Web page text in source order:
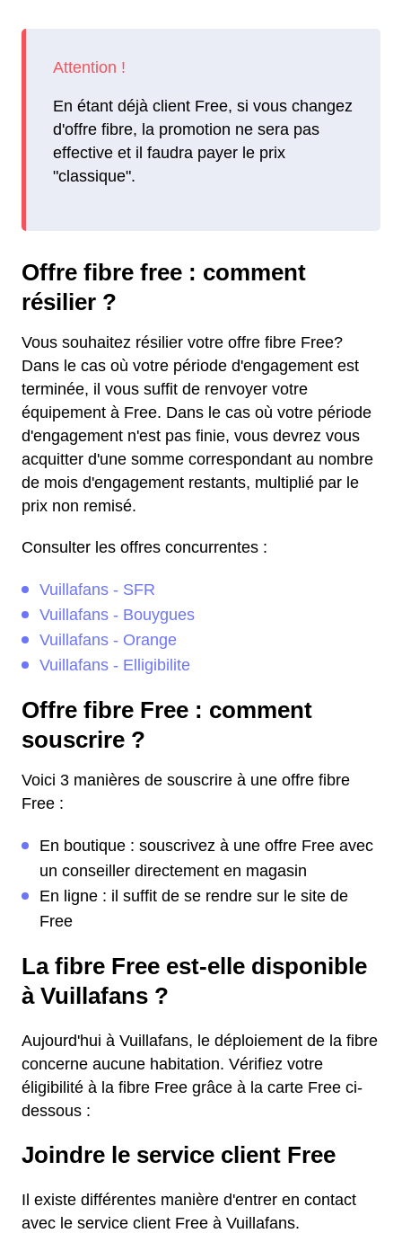
En étant déjà client Free, si vous changez
d'offre fibre, la promotion ne sera pas
effective et il faudra payer le prix
"classique".
Offre fibre free : comment
résilier ?
Vous souhaitez résilier votre offre fibre Free?
Dans le cas où votre période d'engagement est
terminée, il vous suffit de renvoyer votre
équipement à Free. Dans le cas où votre période
d'engagement n'est pas finie, vous devrez vous
acquitter d'une somme correspondant au nombre
de mois d'engagement restants, multiplié par le
prix non remisé.
Consulter les offres concurrentes :
Vuillafans - SFR
Vuillafans - Bouygues
Vuillafans - Orange
Vuillafans - Elligibilite
Offre fibre Free : comment
souscrire ?
Voici 3 manières de souscrire à une offre fibre
Free :
En boutique : souscrivez à une offre Free avec
un conseiller directement en magasin
En ligne : il suffit de se rendre sur le site de
Free
La fibre Free est-elle disponible
à Vuillafans ?
Aujourd'hui à Vuillafans, le déploiement de la fibre
concerne aucune habitation. Vérifiez votre
éligibilité à la fibre Free grâce à la carte Free ci-
dessous :
Joindre le service client Free
Il existe différentes manière d'entrer en contact
avec le service client Free à Vuillafans.